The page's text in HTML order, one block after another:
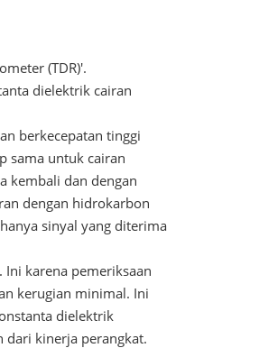
(TDR)'.
dielektrik cairan
berkecepatan tinggi
sama untuk cairan
kembali dan dengan
dengan hidrokarbon
sinyal yang diterima
karena pemeriksaan
kerugian minimal. Ini
dielektrik
dari kinerja perangkat.